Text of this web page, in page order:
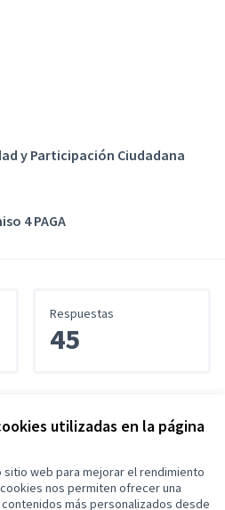
utilizadas en la página
web para mejorar el rendimiento
nos permiten ofrecer una
más personalizados desde
y Participación Ciudadana
4 PAGA
Respuestas
45
PART-2025-10-25
Instagram